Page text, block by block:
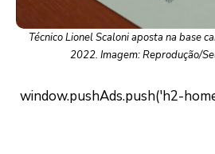
Técnico Lionel Scaloni aposta na base
2022. Imagem: Reprodução/